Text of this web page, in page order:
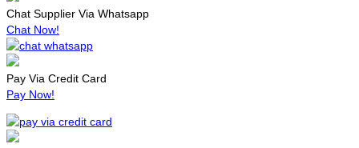
Chat Supplier Via Whatsapp
Chat Now!
Pay Via Credit Card
Pay Now!